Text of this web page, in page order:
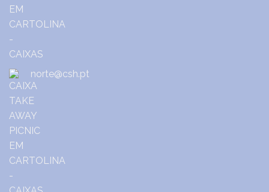
norte@csh.pt